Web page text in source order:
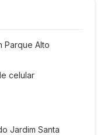
Parque Alto
celular
Jardim Santa